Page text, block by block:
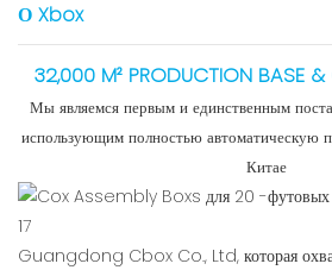
О Xbox
32,000 M² PRODUCTION BASE &
Мы являемся первым и единственным
использующим полностью автоматическую
Китае
Guangdong Cbox Co., Ltd, которая